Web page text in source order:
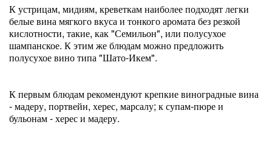
К устрицам, мидиям, креветкам наиболее подходят легки
белые вина мягкого вкуса и тонкого аромата без резкой
кислотности, такие, как "Семильон", или полусухое
шампанское. К этим же блюдам можно предложить
полусухое вино типа "Шато-Икем".
К первым блюдам рекомендуют крепкие виноградные вина
- мадеру, портвейн, херес, марсалу; к супам-пюре и
бульонам - херес и мадеру.